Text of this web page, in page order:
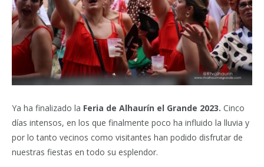
Ya ha finalizado la Feria de Alhaurín el Grande 2023. Cinco
días intensos, en los que finalmente poco ha influido la lluvia y
por lo tanto vecinos como visitantes han podido disfrutar de
nuestras fiestas en todo su esplendor.